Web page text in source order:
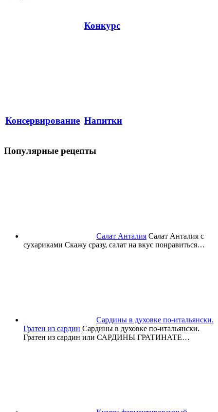
Конкурс
Консервирование Напитки
Популярные рецепты
Салат Анталия Салат Анталия с
сухариками Скажу сразу, салат на вкус понравиться…
Сардины в духовке по-итальянски.
Гратен из сардин Сардины в духовке по-итальянски.
Гратен из сардин или САРДИНЫ ГРАТИНАТЕ…